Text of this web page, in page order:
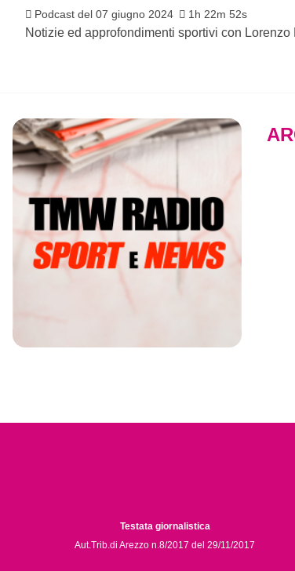
Podcast del 07 giugno 2024 1h 22m 52s
Notizie ed approfondimenti sportivi con
Testata giornalistica
Aut.Trib.di Arezzo n.8/2017 del 29/11/2017